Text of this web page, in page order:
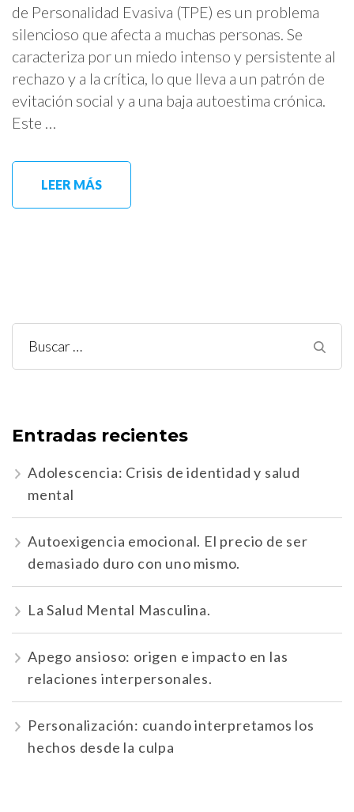
de Personalidad Evasiva (TPE) es un problema
silencioso que afecta a muchas personas. Se
caracteriza por un miedo intenso y persistente al
rechazo y a la crítica, lo que lleva a un patrón de
evitación social y a una baja autoestima crónica.
Este …
LEER MÁS
Buscar:
Entradas recientes
Adolescencia: Crisis de identidad y salud
mental
Autoexigencia emocional. El precio de ser
demasiado duro con uno mismo.
La Salud Mental Masculina.
Apego ansioso: origen e impacto en las
relaciones interpersonales.
Personalización: cuando interpretamos los
hechos desde la culpa